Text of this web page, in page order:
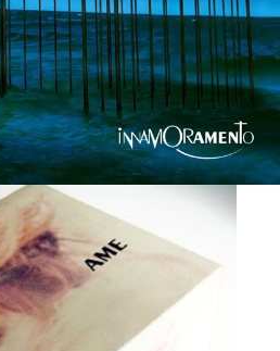
Ajouter à ma wishlist
Voir ma collection